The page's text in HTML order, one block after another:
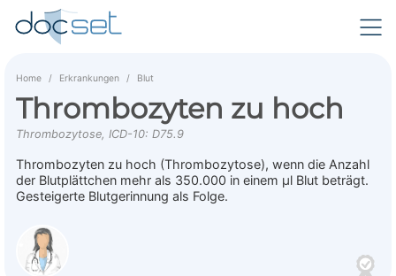
Home Erkrankungen Blut
Thrombozyten zu hoch
Thrombozytose, ICD-10: D75.9
Thrombozyten zu hoch (Thrombozytose), wenn die Anzahl
der Blutplättchen mehr als 350.000 in einem µl Blut beträgt.
Gesteigerte Blutgerinnung als Folge.